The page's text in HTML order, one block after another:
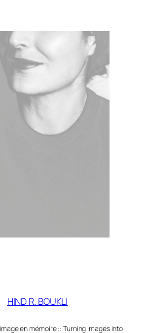
HIND R. BOUKLI
en mémoire :: Turning images into